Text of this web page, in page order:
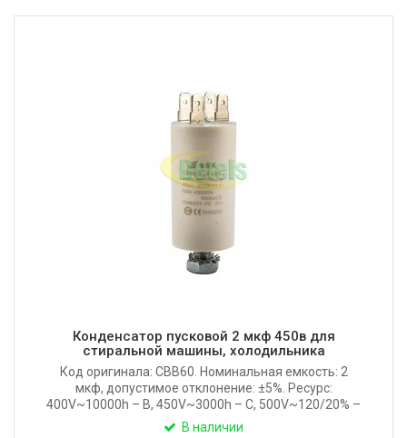
Конденсатор пусковой 2 мкф 450в для
стиральной машины, холодильника
Код оригинала: CBB60. Номинальная емкость: 2
мкф, допустимое отклонение: ±5%. Ресурс:
400V~10000h – B, 450V~3000h – C, 500V~120/20% –
1000h – D. Допустимая температура:
В наличии